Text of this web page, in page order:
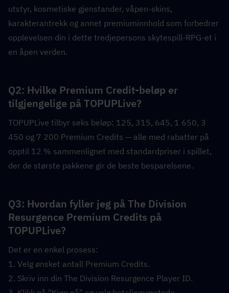
utstyr, kosmetiske gjenstander, våpen-skins,
karakterantrekk og annet premiuminnhold som forbedrer
opplevelsen din i dette tredjepersons skytespill-RPG-et i
en åpen verden.
Q2: Hvilke Premium Credit-beløp er
tilgjengelige på TOPUPLive?
TOPUPLive tilbyr seks beløp: 125, 315, 645, 1 650, 3
450 og 7 200 Premium Credits — alle med rabatter på
opptil 12 % sammenlignet med standardpriser i spillet,
der de største pakkene gir de beste besparelsene.
Q3: Hvordan fyller jeg på The Division
Resurgence Premium Credits på
TOPUPLive?
Det er en enkel prosess:
1. Velg ønsket antall Premium Credits.
2. Skriv inn din The Division Resurgence Player ID.